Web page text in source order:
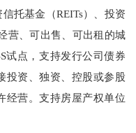
托基金（REITs）、投资
营、可出售、可出租的城
试点，支持发行公司债券
投资、独资、控股或参股
经营。支持房屋产权单位